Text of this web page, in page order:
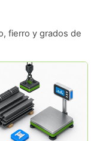
fierro y grados de